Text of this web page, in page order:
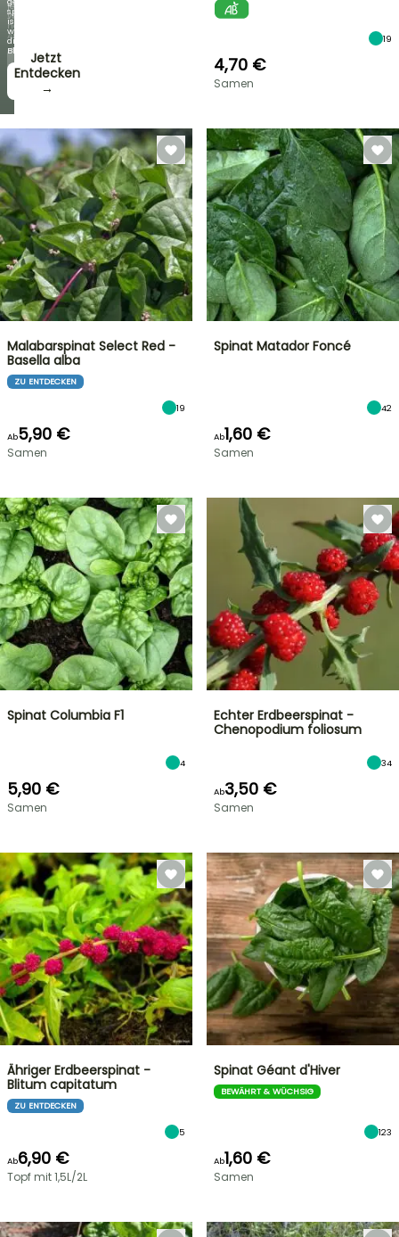
jede
Woche
neue
Angebote
Jetzt
zugreifen!
→
spektakulär
ist
wie
die
Blüten!
Entdecken
→
19
4,70 €
Samen
Malabarspinat Select Red -
Basella alba
ZU ENTDECKEN
19
Ab5,90 €
Samen
Spinat Matador Foncé
42
Ab1,60 €
Samen
Spinat Columbia F1
4
5,90 €
Samen
Echter Erdbeerspinat -
Chenopodium foliosum
34
Ab3,50 €
Samen
Ähriger Erdbeerspinat -
Blitum capitatum
ZU ENTDECKEN
5
Ab6,90 €
Topf mit 1,5L/2L
Spinat Géant d'Hiver
BEWÄHRT & WÜCHSIG
123
Ab1,60 €
Samen